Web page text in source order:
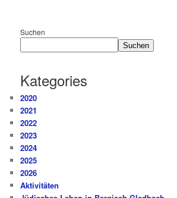
Suchen
Suchen
Kategories
2020
2021
2022
2023
2024
2025
2026
Aktivitäten